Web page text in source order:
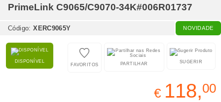
PrimeLink C9065/C9070-34K#006R01737
Código:XERC9065Y NOVIDADE
DISPONÍVEL SUGERIR
PARTILHAR
FAVORITOS
€ 118,00